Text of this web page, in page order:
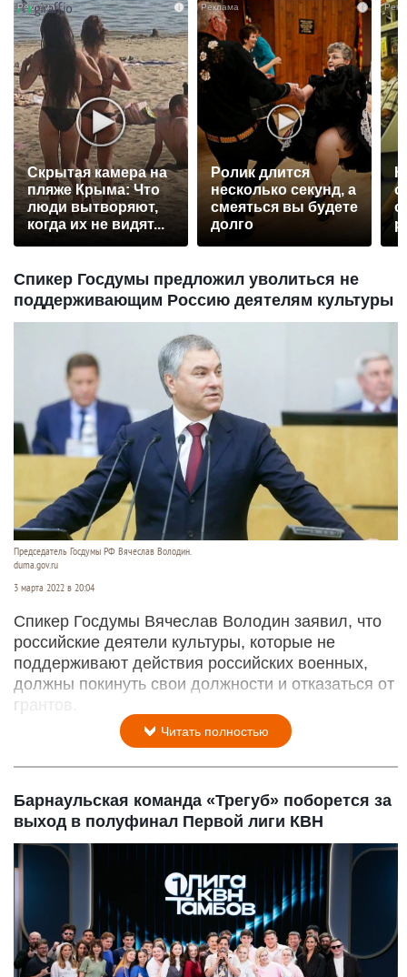
i
Скрытая камера на
пляже Крыма: Что
люди вытворяют,
когда их не видят...
Ролик длится
несколько секунд, а
смеяться вы будете
долго
Спикер Госдумы предложил уволиться не
поддерживающим Россию деятелям культуры
Председатель Госдумы РФ Вячеслав Володин.
duma.gov.ru
3 марта 2022 в 20:04
Спикер Госдумы Вячеслав Володин заявил, что
российские деятели культуры, которые не
поддерживают действия российских военных,
должны покинуть свои должности и отказаться от
грантов.
Читать полностью
Барнаульская команда «Трегуб» поборется за
выход в полуфинал Первой лиги КВН